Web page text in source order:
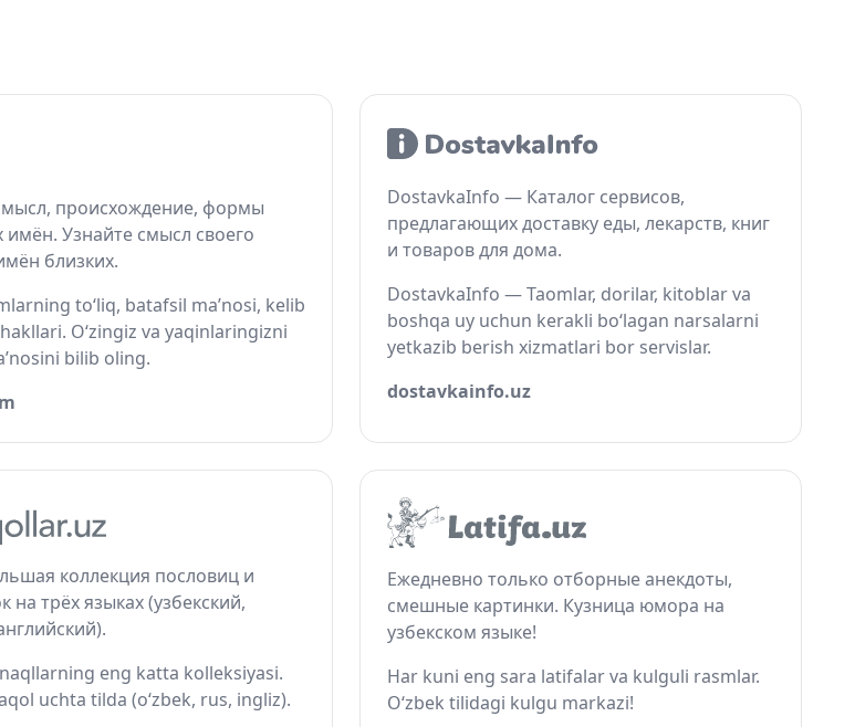
происхождение, формы
имён. Узнайте смысл своего
близких.
to‘liq, batafsil ma’nosi, kelib
O‘zingiz va yaqinlaringizni
bilib oling.
DostavkaInfo — Каталог сервисов,
предлагающих доставку еды, лекарств, книг
и товаров для дома.
DostavkaInfo — Taomlar, dorilar, kitoblar va
boshqa uy uchun kerakli bo‘lagan narsalarni
yetkazib berish xizmatlari bor servislar.
dostavkainfo.uz
коллекция пословиц и
на трёх языках (узбекский,
eng katta kolleksiyasi.
uchta tilda (o‘zbek, rus, ingliz).
Ежедневно только отборные анекдоты,
смешные картинки. Кузница юмора на
узбекском языке!
Har kuni eng sara latifalar va kulguli rasmlar.
O‘zbek tilidagi kulgu markazi!